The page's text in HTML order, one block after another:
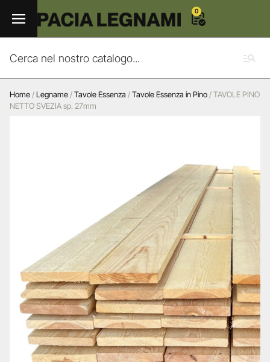
0
Home/Legname/Tavole Essenza /Tavole Essenza in Pino/ TAVOLE PINO
NETTO SVEZIA sp. 27mm